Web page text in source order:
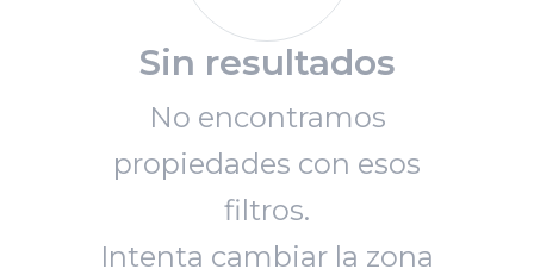
Sin resultados
No encontramos
propiedades con esos
filtros.
Intenta cambiar la zona